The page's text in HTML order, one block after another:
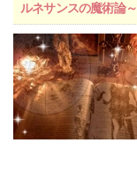
ルネサンスの魔術論